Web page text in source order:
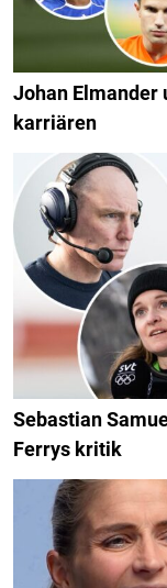
Johan Elmander
karriären
Sebastian
Ferrys kritik